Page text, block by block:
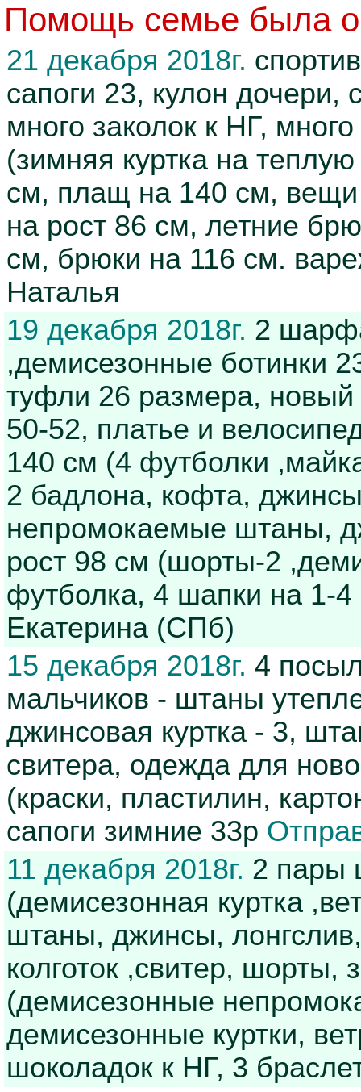
Помощь семье была
21 декабря 2018г.
сапоги 23, кулон
много заколок к НГ,
(зимняя куртка на
см, плащ на 140 см,
на рост 86 см, летние
см, брюки на 116 см.
Наталья
19 декабря 2018г. 2
,демисезонные ботинки
туфли 26 размера,
50-52, платье и
140 см (4 футболки
2 бадлона, кофта,
непромокаемые штаны,
рост 98 см (шорты-2
футболка, 4 шапки на 1-4
Екатерина (СПб)
15 декабря 2018г. 4
мальчиков - штаны
джинсовая куртка - 3,
свитера, одежда для
(краски, пластилин,
сапоги зимние 33р
11 декабря 2018г. 2 пары
(демисезонная куртка
штаны, джинсы,
колготок ,свитер,
(демисезонные
демисезонные куртки,
шоколадок к НГ, 3